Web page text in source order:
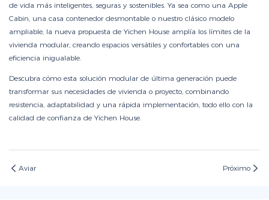
de vida más inteligentes, seguras y sostenibles. Ya sea como una Apple
Cabin, una casa contenedor desmontable o nuestro clásico modelo
ampliable, la nueva propuesta de Yichen House amplía los límites de la
vivienda modular, creando espacios versátiles y confortables con una
eficiencia inigualable.
Descubra cómo esta solución modular de última generación puede
transformar sus necesidades de vivienda o proyecto, combinando
resistencia, adaptabilidad y una rápida implementación, todo ello con la
calidad de confianza de Yichen House.
Aviar Próximo